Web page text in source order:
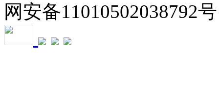
网安备11010502038792号